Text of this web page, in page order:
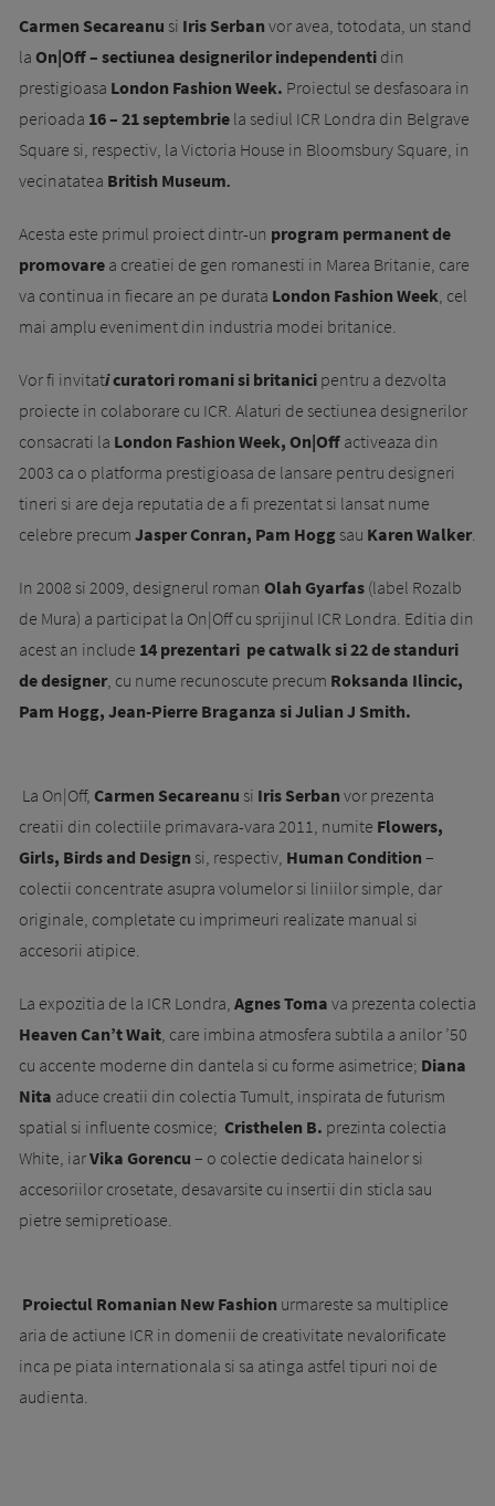
Carmen Secareanu si Iris Serban vor avea, totodata, un stand
la On|Off – sectiunea designerilor independenti din
prestigioasa London Fashion Week. Proiectul se desfasoara in
perioada 16 – 21 septembrie la sediul ICR Londra din Belgrave
Square si, respectiv, la Victoria House in Bloomsbury Square, in
vecinatatea British Museum.
Acesta este primul proiect dintr-un program permanent de
promovare a creatiei de gen romanesti in Marea Britanie, care
va continua in fiecare an pe durata London Fashion Week , cel
mai amplu eveniment din industria modei britanice.
Vor fi invitaticuratori romani si britanici pentru a dezvolta
proiecte in colaborare cu ICR. Alaturi de sectiunea designerilor
consacrati la London Fashion Week, On|Off activeaza din
2003 ca o platforma prestigioasa de lansare pentru designeri
tineri si are deja reputatia de a fi prezentat si lansat nume
celebre precum Jasper Conran, Pam Hogg sau Karen Walker.
In 2008 si 2009, designerul roman Olah Gyarfas (label Rozalb
de Mura) a participat la On|Off cu sprijinul ICR Londra. Editia din
acest an include 14 prezentari pe catwalk si 22 de standuri
de designer, cu nume recunoscute precum Roksanda Ilincic,
Pam Hogg, Jean-Pierre Braganza si Julian J Smith.
La On|Off, Carmen Secareanu si Iris Serban vor prezenta
creatii din colectiile primavara-vara 2011, numite Flowers,
Girls, Birds and Design si, respectiv, Human Condition –
colectii concentrate asupra volumelor si liniilor simple, dar
originale, completate cu imprimeuri realizate manual si
accesorii atipice.
La expozitia de la ICR Londra, Agnes Toma va prezenta colectia
Heaven Can’t Wait , care imbina atmosfera subtila a anilor ’50
cu accente moderne din dantela si cu forme asimetrice; Diana
Nita aduce creatii din colectia Tumult, inspirata de futurism
spatial si influente cosmice; Cristhelen B. prezinta colectia
White, iarVika Gorencu – o colectie dedicata hainelor si
accesoriilor crosetate, desavarsite cu insertii din sticla sau
pietre semipretioase.
Proiectul Romanian New Fashion urmareste sa multiplice
aria de actiune ICR in domenii de creativitate nevalorificate
inca pe piata internationala si sa atinga astfel tipuri noi de
audienta.